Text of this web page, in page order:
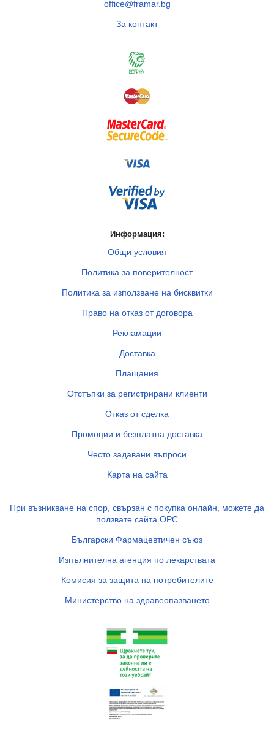
office@framar.bg
За контакт
Информация:
Общи условия
Политика за поверителност
Политика за използване на бисквитки
Право на отказ от договора
Рекламации
Доставка
Плащания
Отстъпки за регистрирани клиенти
Отказ от сделка
Промоции и безплатна доставка
Често задавани въпроси
Карта на сайта
При възникване на спор, свързан с покупка онлайн, можете да
ползвате сайта ОРС
Български Фармацевтичен съюз
Изпълнителна агенция по лекарствата
Комисия за защита на потребителите
Министерство на здравеопазването